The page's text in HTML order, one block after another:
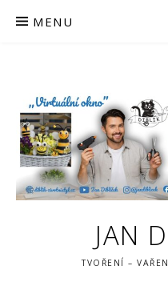
MENU
JAN
TVOŘENÍ –